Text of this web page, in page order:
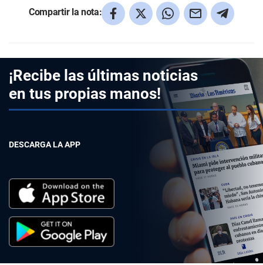
Compartir la nota:
¡Recibe las últimas noticias
en tus propias manos!
DESCARGA LA APP